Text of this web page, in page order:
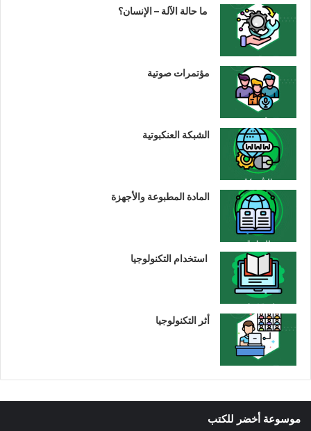
ما حالة الآلة – الإنسان؟
مؤتمرات صوتية
الشبكة العنكبوتية
المادة المطبوعة والأجهزة
استخدام التكنولوجيا
أثر التكنولوجيا
موسوعة أخضر للكتب